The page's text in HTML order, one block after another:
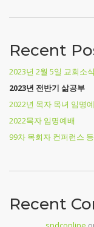
Recent
2023년 2월 5일 교회소식
2023년 전반기 삶공부
2022년 목자 목녀 임명
2022목자 임명예배
99차 목회자 컨퍼런스
Recent